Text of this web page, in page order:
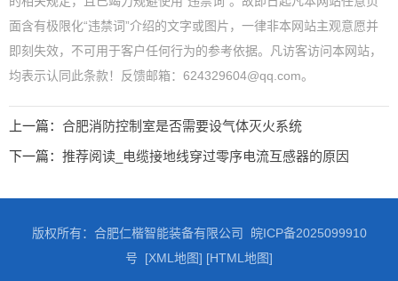
面含有极限化“违禁词”介绍的文字或图片，一律非本网站主观意愿并
即刻失效，不可用于客户任何行为的参考依据。凡访客访问本网站，
均表示认同此条款！反馈邮箱：624329604@qq.com。
上一篇： 合肥消防控制室是否需要设气体灭火系统
下一篇： 推荐阅读_电缆接地线穿过零序电流互感器的原因
版权所有：合肥仁楷智能装备有限公司 皖ICP备2025099910
号
[XML地图] [HTML地图]